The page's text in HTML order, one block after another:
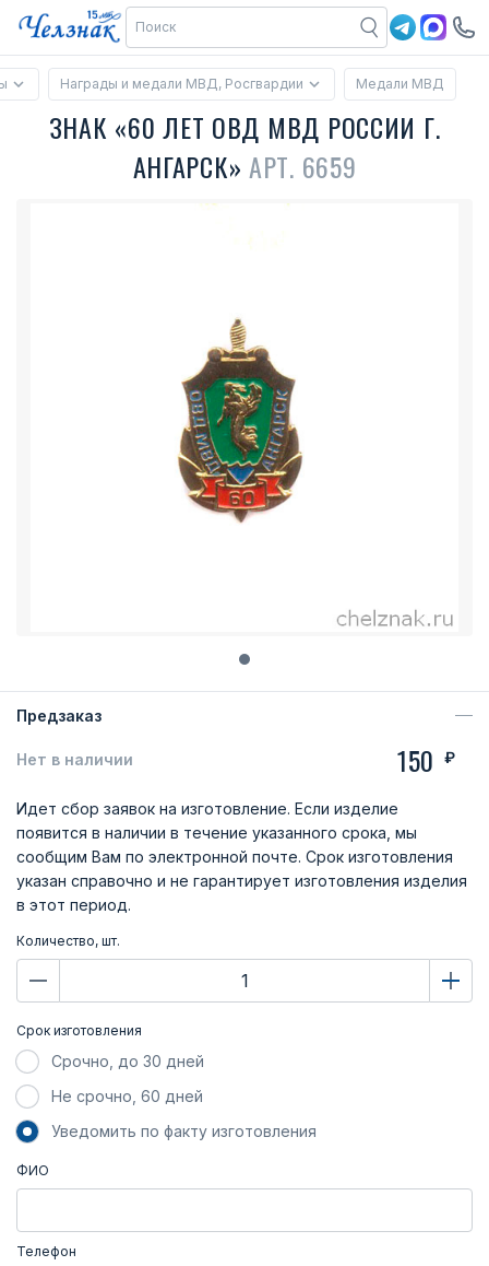
Награды и медали МВД, Росгвардии Медали МВД
ЗНАК «60 ЛЕТ ОВД МВД РОССИИ Г.
АНГАРСК» АРТ. 6659
Предзаказ
Нет в наличии 150 ₽
Идет сбор заявок на изготовление. Если изделие
появится в наличии в течение указанного срока, мы
сообщим Вам по электронной почте. Срок изготовления
указан справочно и не гарантирует изготовления изделия
в этот период.
Количество, шт.
Срок изготовления
Срочно, до 30 дней
Не срочно, 60 дней
Уведомить по факту изготовления
ФИО
Телефон